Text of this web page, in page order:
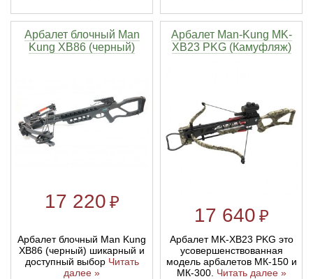
Арбалет блочный Man
Kung XB86 (черный)
17 220 ₽
Арбалет блочный Man Kung
XB86 (черный) шикарный и
доступный выбор Читать
далее »
Арбалет Man-Kung MK-
XB23 PKG (Камуфляж)
17 640 ₽
Арбалет MK-XB23 PKG это
усовершенствованная
модель арбалетов МК-150 и
МК-300. Читать далее »